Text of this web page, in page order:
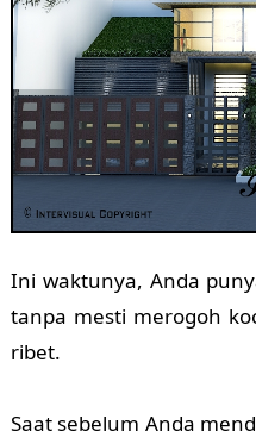
Ini waktunya, Anda
tanpa mesti merogoh
ribet.
Saat sebelum Anda